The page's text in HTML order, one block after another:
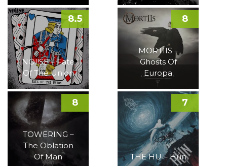
NOI!SE – Fate
Of The Union
8.5
MORTIIS –
Ghosts Of
Europa
8
TOWERING –
The Oblation
Of Man
8
THE HU – Hun
7